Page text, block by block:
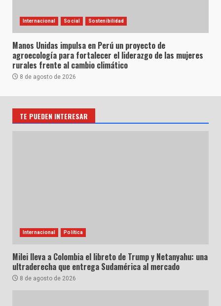
Internacional Social Sostenibilidad
Manos Unidas impulsa en Perú un proyecto de
agroecología para fortalecer el liderazgo de las mujeres
rurales frente al cambio climático
8 de agosto de 2026
TE PUEDEN INTERESAR
Internacional Política
Milei lleva a Colombia el libreto de Trump y Netanyahu: una
ultraderecha que entrega Sudamérica al mercado
8 de agosto de 2026